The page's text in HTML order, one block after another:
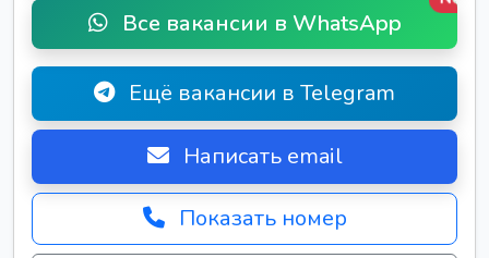
Все вакансии в WhatsApp
Ещё вакансии в Telegram
Написать email
Показать номер